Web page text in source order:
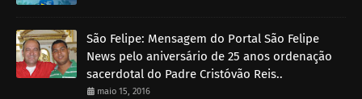
São Felipe: Mensagem do Portal São Felipe
News pelo aniversário de 25 anos ordenação
sacerdotal do Padre Cristóvão Reis..
maio 15, 2016